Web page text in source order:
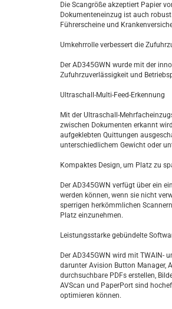
Die Scangröße akzeptiert Papier
Dokumenteneinzug ist auch
Führerscheine und
Umkehrrolle verbessert die
Der AD345GWN wurde mit der
Zufuhrzuverlässigkeit und
Ultraschall-Multi-Feed-Erkennung
Mit der Ultraschall-
zwischen Dokumenten erkannt
aufgeklebten Quittungen
unterschiedlichem Gewicht oder
Kompaktes Design, um Platz zu
Der AD345GWN verfügt über ein
werden können, wenn sie nicht
sperrigen herkömmlichen
Platz einzunehmen.
Leistungsstarke gebündelte
Der AD345GWN wird mit TWAIN-
darunter Avision Button Manager,
durchsuchbare PDFs erstellen,
AVScan und PaperPort sind
optimieren können.